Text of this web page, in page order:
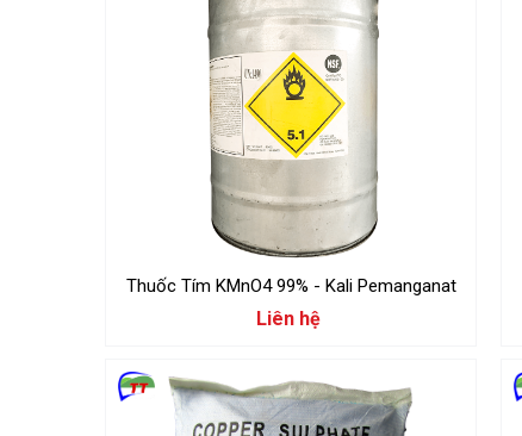
Thuốc Tím KMnO4 99% - Kali Pemanganat
Liên hệ